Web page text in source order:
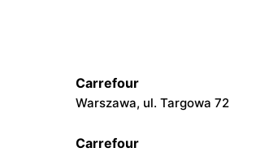
Carrefour
Warszawa, ul. Targowa 72
Carrefour